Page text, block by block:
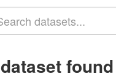
found